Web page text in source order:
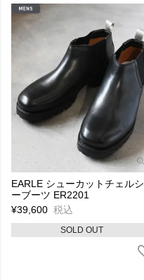
EARLE シューカットチェルシ
ーブーツ ER2201
¥39,600 税込
SOLD OUT